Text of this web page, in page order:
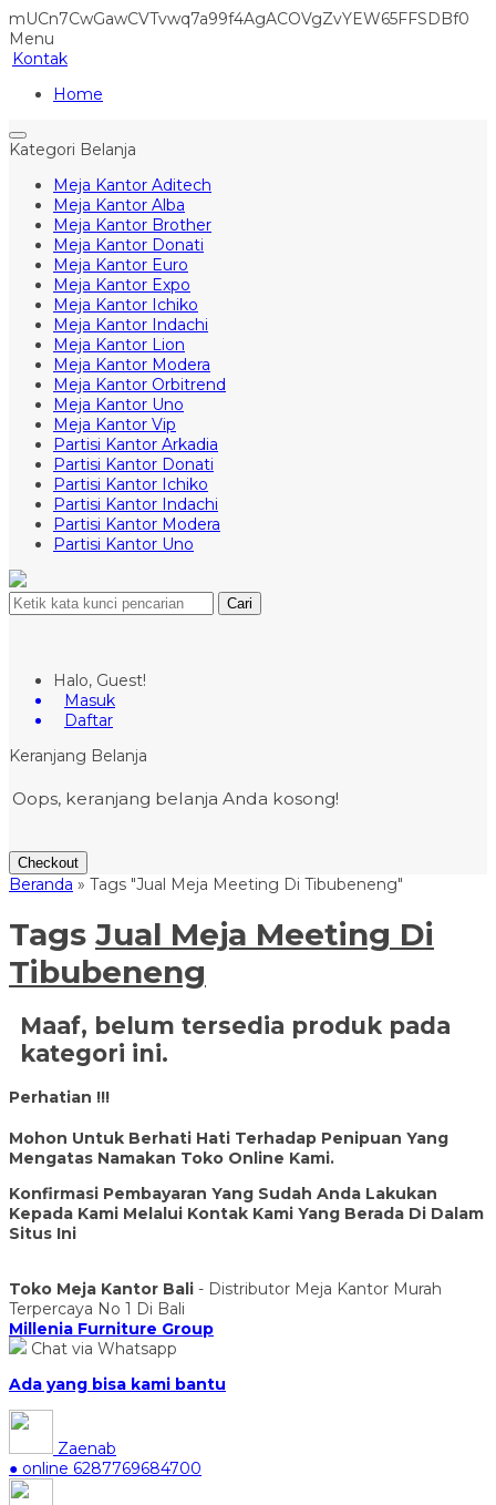
mUCn7CwGawCVTvwq7a99f4AgACOVgZvYEW65FFSDBf0
Menu
Kontak
Home
Kategori Belanja
Meja Kantor Aditech
Meja Kantor Alba
Meja Kantor Brother
Meja Kantor Donati
Meja Kantor Euro
Meja Kantor Expo
Meja Kantor Ichiko
Meja Kantor Indachi
Meja Kantor Lion
Meja Kantor Modera
Meja Kantor Orbitrend
Meja Kantor Uno
Meja Kantor Vip
Partisi Kantor Arkadia
Partisi Kantor Donati
Partisi Kantor Ichiko
Partisi Kantor Indachi
Partisi Kantor Modera
Partisi Kantor Uno
Cari
Halo, Guest!
Masuk
Daftar
Keranjang Belanja
Oops, keranjang belanja Anda kosong!
Checkout
Beranda » Tags "Jual Meja Meeting Di Tibubeneng"
Tags Jual Meja Meeting Di
Tibubeneng
Maaf, belum tersedia produk pada
kategori ini.
Perhatian !!!
Mohon Untuk Berhati Hati Terhadap Penipuan Yang
Mengatas Namakan Toko Online Kami.
Konfirmasi Pembayaran Yang Sudah Anda Lakukan
Kepada Kami Melalui Kontak Kami Yang Berada Di Dalam
Situs Ini
Toko Meja Kantor Bali - Distributor Meja Kantor Murah
Terpercaya No 1 Di Bali
Millenia Furniture Group
Chat via Whatsapp
Ada yang bisa kami bantu
Zaenab
● online 6287769684700